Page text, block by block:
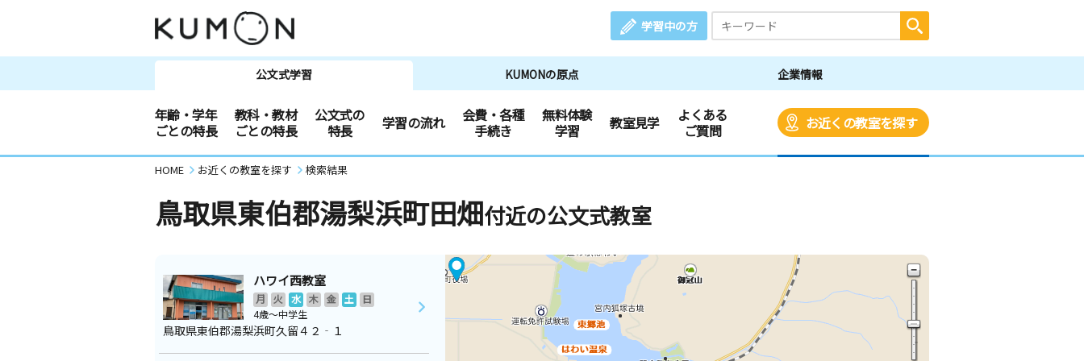
学習中の方
公文式学習 KUMONの原点 企業情報
年齢・学年
ごとの特長
教科・教材
ごとの特長
公文式の
特長
学習の流れ
会費・各種
手続き
無料体験
学習
教室見学
よくある
ご質問
お近くの教室を探す
HOME お近くの教室を探す 検索結果
鳥取県東伯郡湯梨浜町田畑付近の公文式教室
ハワイ西教室
月 火 水 木 金 土
日
4歳～中学生
鳥取県東伯郡湯梨浜町久留４２‐１